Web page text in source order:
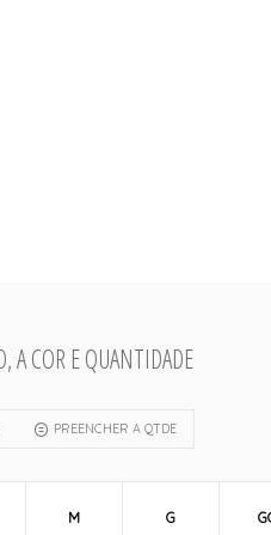
COR E QUANTIDADE
PREENCHER A QTDE
M G